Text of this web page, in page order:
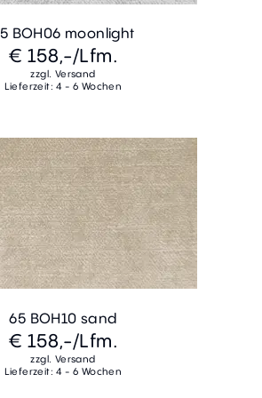
BOH06 moonlight
€ 158,-/Lfm.
zzgl. Versand
Lieferzeit: 4 - 6 Wochen
65 BOH10 sand
€ 158,-/Lfm.
zzgl. Versand
Lieferzeit: 4 - 6 Wochen